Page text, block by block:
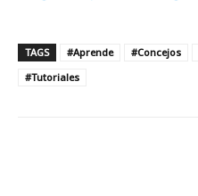
TAGS #Aprende #Concejos
#Tutoriales